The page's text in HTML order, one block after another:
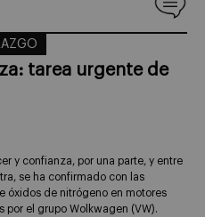
tarea urgente de
y confianza, por una parte, y entre
se ha confirmado con las
óxidos de nitrógeno en motores
el grupo Wolkwagen (VW).